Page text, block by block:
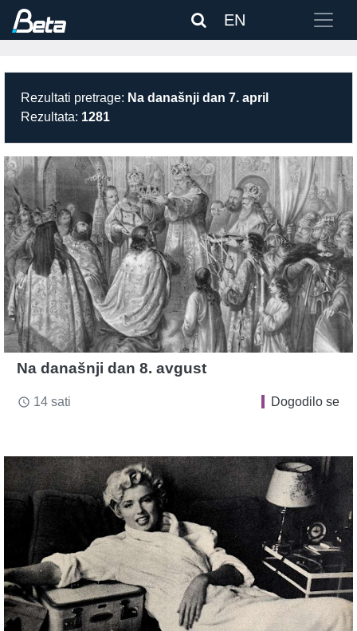
EN
Rezultati pretrage: Na današnji dan 7. april
Rezultata: 1281
Na današnji dan 8. avgust
access_time 14 sati Dogodilo se